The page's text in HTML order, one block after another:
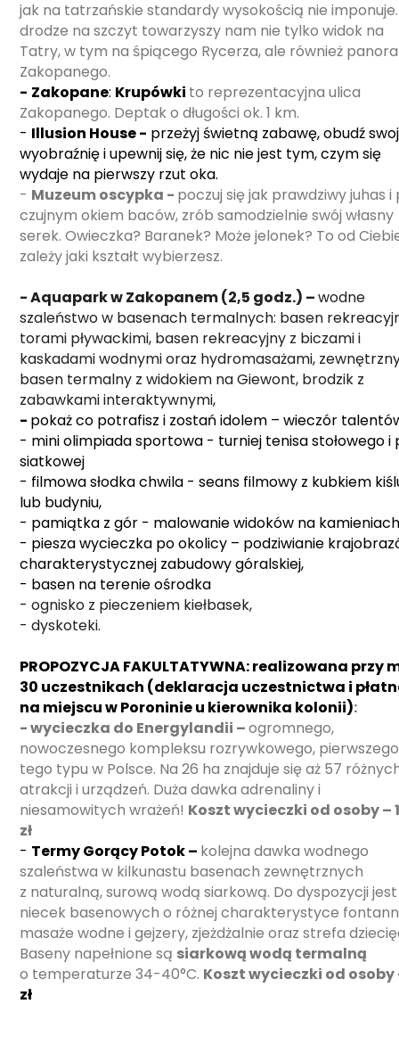
jak na tatrzańskie standardy wysokością nie
drodze na szczyt towarzyszy nam nie tylko widok na
Tatry, w tym na śpiącego Rycerza, ale również
Zakopanego.
- Zakopane: Krupówki to reprezentacyjna ulica
Zakopanego. Deptak o długości ok. 1 km.
- Illusion House - przeżyj świetną zabawę, obudź
wyobraźnię i upewnij się, że nic nie jest tym, czym się
wydaje na pierwszy rzut oka.
- Muzeum oscypka - poczuj się jak prawdziwy juhas i
czujnym okiem baców, zrób samodzielnie swój własny
serek. Owieczka? Baranek? Może jelonek? To od
zależy jaki kształt wybierzesz.
- Aquapark w Zakopanem (2,5 godz.) –wodne
szaleństwo w basenach termalnych: basen
torami pływackimi, basen rekreacyjny z biczami i
kaskadami wodnymi oraz hydromasażami,
basen termalny z widokiem na Giewont, brodzik z
zabawkami interaktywnymi,
- pokaż co potrafisz i zostań idolem – wieczór
- mini olimpiada sportowa - turniej tenisa stołowego i
siatkowej
- filmowa słodka chwila - seans filmowy z kubkiem
lub budyniu,
- pamiątka z gór - malowanie widoków na
- piesza wycieczka po okolicy – podziwianie
charakterystycznej zabudowy góralskiej,
- basen na terenie ośrodka
- ognisko z pieczeniem kiełbasek,
- dyskoteki.
PROPOZYCJA FAKULTATYWNA: realizowana przy
30 uczestnikach (deklaracja uczestnictwa i
na miejscu w Poroninie u kierownika kolonii):
- wycieczka do Energylandii –ogromnego,
nowoczesnego kompleksu rozrywkowego, pierwszego
tego typu w Polsce. Na 26 ha znajduje się aż 57
atrakcji i urządzeń. Duża dawka adrenaliny i
niesamowitych wrażeń! Koszt wycieczki od osoby –
zł
- Termy Gorący Potok – kolejna dawka wodnego
szaleństwa w kilkunastu basenach zewnętrznych
z naturalną, surową wodą siarkową. Do dyspozycji jest
niecek basenowych o różnej charakterystyce
masaże wodne i gejzery, zjeżdżalnie oraz strefa
Baseny napełnione są siarkową wodą termalną
o temperaturze 34-40°C. Koszt wycieczki od osoby
zł